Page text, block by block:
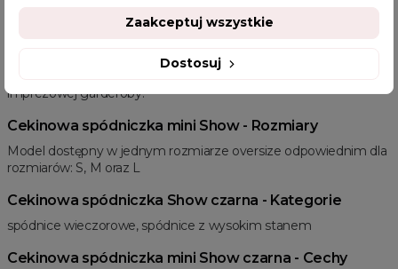
na specjalne wydarzenia, takie jak sylwester, bankiety czy
niepowtarzalnego charakteru. Dzięki swojemu wyjątkowemu
imprezowej garderoby.
Cekinowa spódniczka mini Show - Rozmiary
Model dostępny w jednym rozmiarze oversize odpowiednim dla
rozmiarów: S, M oraz L
Cekinowa spódniczka Show czarna - Kategorie
spódnice wieczorowe, spódnice z wysokim stanem
Cekinowa spódniczka mini Show czarna - Cechy
Dostosuj
Zaakceptuj wszystkie